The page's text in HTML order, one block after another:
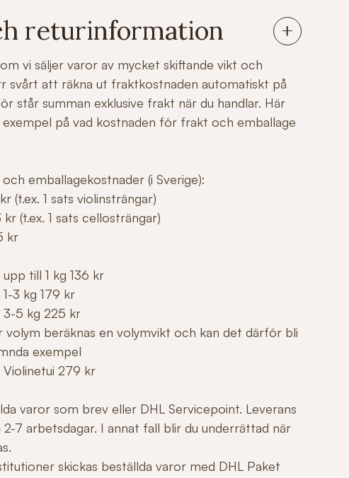
returinformation
vi säljer varor av mycket skiftande vikt och
svårt att räkna ut fraktkostnaden automatiskt på
står summan exklusive frakt när du handlar. Här
på vad kostnaden för frakt och emballage
emballagekostnader (i Sverige):
(t.ex. 1 sats violinsträngar)
(t.ex. 1 sats cellosträngar)
kr
till 1 kg 136 kr
3 kg 179 kr
3-5 kg 225 kr
volym beräknas en volymvikt och kan det därför bli
exempel
279 kr
varor som brev eller DHL Servicepoint. Leverans
7 arbetsdagar. I annat fall blir du underrättad när
skickas beställda varor med DHL Paket